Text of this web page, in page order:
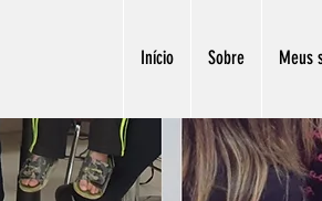
Início Sobre Meus